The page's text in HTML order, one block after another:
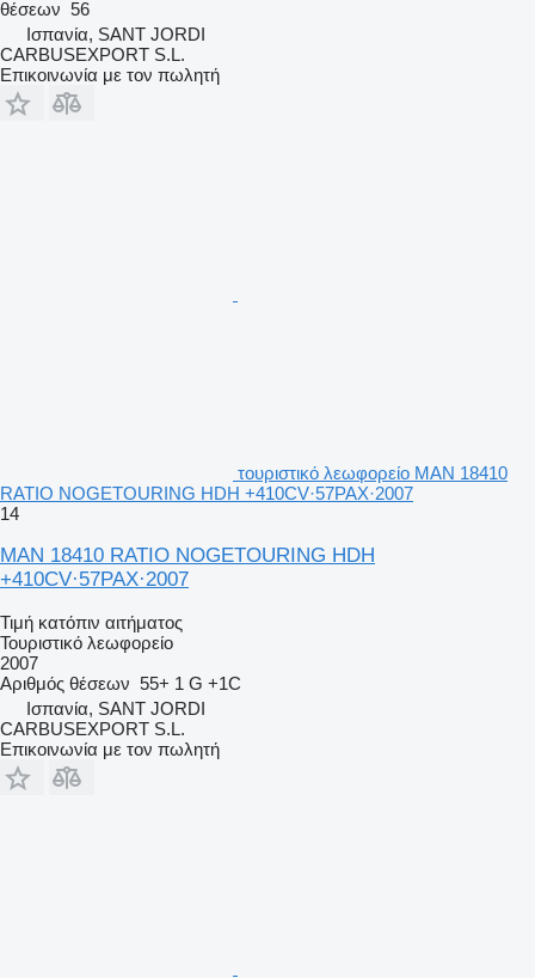
θέσεων 56
Ισπανία, SANT JORDI
CARBUSEXPORT S.L.
Επικοινωνία με τον πωλητή
τουριστικό λεωφορείο MAN 18410
RATIO NOGETOURING HDH +410CV·57PAX·2007
14
MAN 18410 RATIO NOGETOURING HDH
+410CV·57PAX·2007
Τιμή κατόπιν αιτήματος
Τουριστικό λεωφορείο
2007
Αριθμός θέσεων 55+ 1 G +1C
Ισπανία, SANT JORDI
CARBUSEXPORT S.L.
Επικοινωνία με τον πωλητή